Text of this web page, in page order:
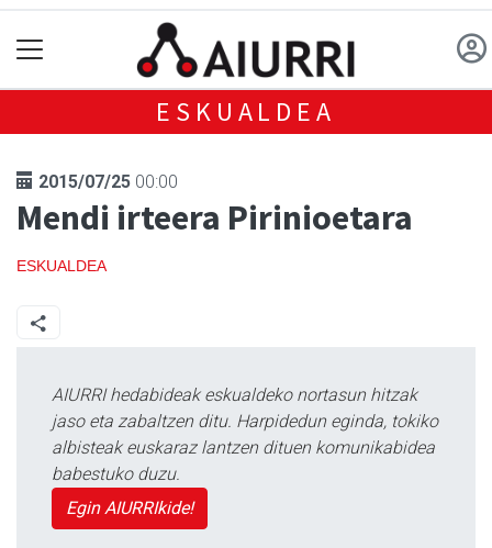
ESKUALDEA
2015/07/25 00:00
Mendi irteera Pirinioetara
ESKUALDEA
AIURRI hedabideak eskualdeko nortasun hitzak
jaso eta zabaltzen ditu. Harpidedun eginda, tokiko
albisteak euskaraz lantzen dituen komunikabidea
babestuko duzu.
Egin AIURRIkide!